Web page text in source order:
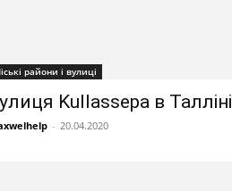
райони і вулиці
Kullassepa в Талліні
- 20.04.2020